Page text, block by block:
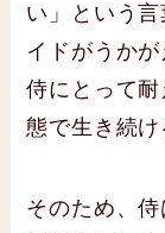
い」という
イドがうか
侍にとって
態で生き続け
そのため、